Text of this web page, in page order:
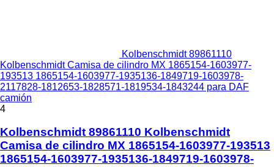
Kolbenschmidt 89861110
Kolbenschmidt Camisa de cilindro MX 1865154-1603977-
193513 1865154-1603977-1935136-1849719-1603978-
2117828-1812653-1828571-1819534-1843244 para DAF
camión
4
Kolbenschmidt 89861110 Kolbenschmidt
Camisa de cilindro MX 1865154-1603977-193513
1865154-1603977-1935136-1849719-1603978-